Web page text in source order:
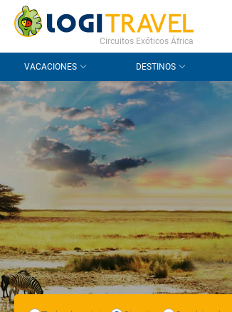
CONTACTO PREGUNTAS FRECUENTES
Circuitos Exóticos África
VACACIONES DESTINOS